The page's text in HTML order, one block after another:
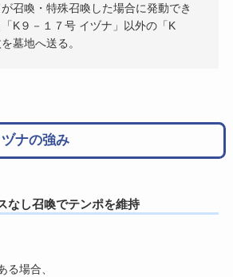
召喚・特殊召喚した場合に発動でき
K９－１７号 イヅナ」以外の「K
墓地へ送る。
ナの強み
なし召喚でテンポを維持
る場合、